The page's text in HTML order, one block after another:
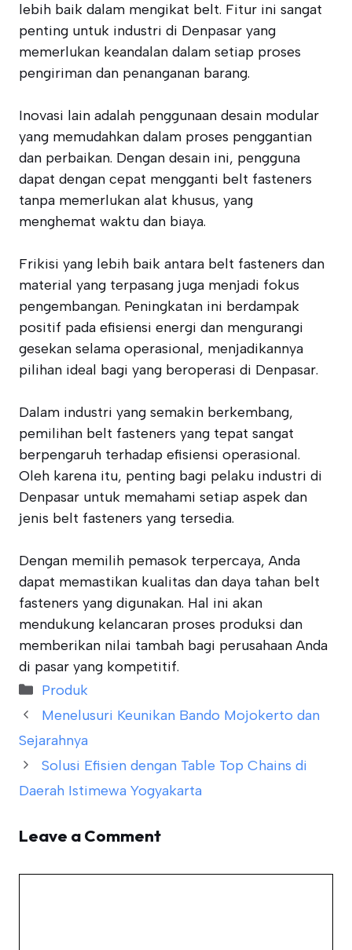
lebih baik dalam mengikat belt. Fitur ini sangat
penting untuk industri di Denpasar yang
memerlukan keandalan dalam setiap proses
pengiriman dan penanganan barang.
Inovasi lain adalah penggunaan desain modular
yang memudahkan dalam proses penggantian
dan perbaikan. Dengan desain ini, pengguna
dapat dengan cepat mengganti belt fasteners
tanpa memerlukan alat khusus, yang
menghemat waktu dan biaya.
Frikisi yang lebih baik antara belt fasteners dan
material yang terpasang juga menjadi fokus
pengembangan. Peningkatan ini berdampak
positif pada efisiensi energi dan mengurangi
gesekan selama operasional, menjadikannya
pilihan ideal bagi yang beroperasi di Denpasar.
Dalam industri yang semakin berkembang,
pemilihan belt fasteners yang tepat sangat
berpengaruh terhadap efisiensi operasional.
Oleh karena itu, penting bagi pelaku industri di
Denpasar untuk memahami setiap aspek dan
jenis belt fasteners yang tersedia.
Dengan memilih pemasok terpercaya, Anda
dapat memastikan kualitas dan daya tahan belt
fasteners yang digunakan. Hal ini akan
mendukung kelancaran proses produksi dan
memberikan nilai tambah bagi perusahaan Anda
di pasar yang kompetitif.
Categories
Produk
Menelusuri Keunikan Bando Mojokerto dan
Sejarahnya
Solusi Efisien dengan Table Top Chains di
Daerah Istimewa Yogyakarta
Leave a Comment